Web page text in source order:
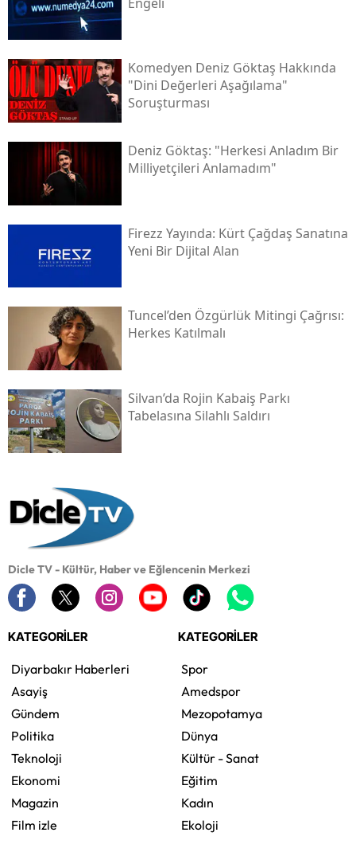
Komedyen Deniz Göktaş Hakkında
"dini Değerleri Aşağılama"
Soruşturması
Deniz Göktaş: "herkesi Anladım Bir
Milliyetçileri Anlamadım"
Firezz Yayında: Kürt Çağdaş Sanatına
Yeni Bir Dijital Alan
Tuncel’den Özgürlük Mitingi Çağrısı:
Herkes Katılmalı
Silvan’da Rojin Kabaiş Parkı
Tabelasına Silahlı Saldırı
Dicle TV - Kültür, Haber ve Eğlencenin Merkezi
KATEGORİLER
Diyarbakır Haberleri
Asayiş
Gündem
Politika
Teknoloji
Ekonomi
Magazin
Film izle
KATEGORİLER
Spor
Amedspor
Mezopotamya
Dünya
Kültür - Sanat
Eğitim
Kadın
Ekoloji